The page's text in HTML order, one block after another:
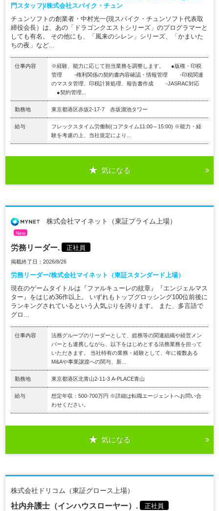
門スタッフ)/株式会社スパイク・チュン
チュンソフトの創業者・中村光一(現スパイク・チュンソフト代表取
締役会長）は、あの「ドラゴンクエストシリーズ」のプログラマーと
しても有名。 その他にも、「風来のシレン」シリーズ、「かまいた
ちの夜」など...
仕事内容
※経験、能力に応じて担当業務を調整します。 ●版権・印税
管理 -権利関係の契約書内容確認・情報管理 -印税関連
のマスタ管理、印税計算処理、報告書作成 -JASRAC対応
●契約管理...
勤務地 東京都港区赤坂2-17-7 赤坂溜池タワー
給与
フレックスタイム労働制(コアタイム11:00～15:00) ※能力・経
験を考慮の上、当社規定により...
気になる
株式会社マイネット（東証プライム上場）
New
労務リーダー. 正社員
掲載終了日：2026/8/26
労務リーダー/株式会社マイネット（東証スタンダード上場）
現在のゲームタイトルは『ファルキューレの紋章』『エンジェルマス
ター』をはじめ36作以上。 いずれもトップグロッシング100位前後に
ランキングされているという人気ぶりを誇ります。 また、多言語で
グロ...
仕事内容
法務グループのリーダーとして、総務等の関連組織や経営メン
バーとも連携しながら、以下をはじめとする法務業務を担って
いただきます。 当社特有の業務・経験として、年に複数ある
M&Aや事業譲渡への関与、新...
勤務地 東京都港区北青山2-11-3 A-PLACE青山
給与
想定年収：500-700万円 ※詳細は転職エージェントへお問い合
わせください。
気になる
株式会社ドリコム（東証グロース上場）
社内弁護士（インハウスローヤー）. 正社員